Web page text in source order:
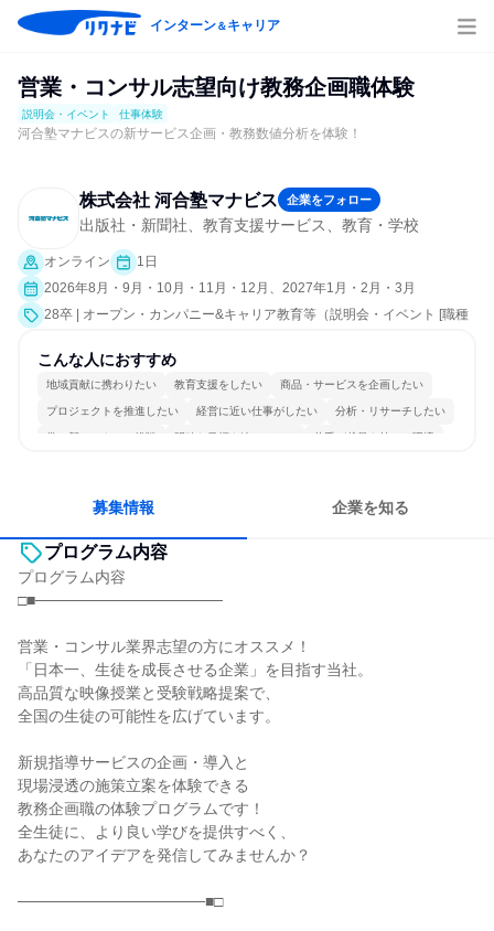
インターン＆キャリア
営業・コンサル志望向け教務企画職体験
説明会・イベント 仕事体験
河合塾マナビスの新サービス企画・教務数値分析を体験！
株式会社 河合塾マナビス 企業をフォロー
出版社・新聞社、教育支援サービス、教育・学校
オンライン
1日
2026年8月・9月・10月・11月・12月、2027年1月・2月・3月
28卒 | オープン・カンパニー&キャリア教育等（説明会・イベント [職種
業界研究]、仕事体験）
こんな人におすすめ
地域貢献に携わりたい 教育支援をしたい 商品・サービスを企画したい
プロジェクトを推進したい 経営に近い仕事がしたい 分析・リサーチしたい
常に新しいものに挑戦 明確な目標を追いかける 若手が裁量を持てる環境
募集情報 企業を知る
プログラム内容
プログラム内容
□■─────────────────
営業・コンサル業界志望の方にオススメ！
「日本一、生徒を成長させる企業」を目指す当社。
高品質な映像授業と受験戦略提案で、
全国の生徒の可能性を広げています。
新規指導サービスの企画・導入と
現場浸透の施策立案を体験できる
教務企画職の体験プログラムです！
全生徒に、より良い学びを提供すべく、
あなたのアイデアを発信してみませんか？
─────────────────■□